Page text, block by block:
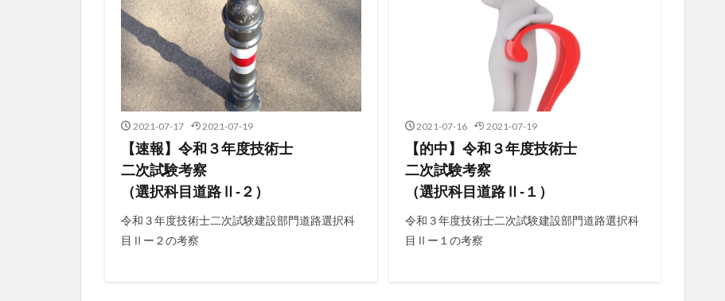
2021-07-17 2021-07-19
【速報】令和３年度技術士
二次試験考察
（選択科目道路Ⅱ‐２）
令和３年度技術士二次試験建設部門道路選択科
目Ⅱー２の考察
2021-07-16 2021-07-19
【的中】令和３年度技術士
二次試験考察
（選択科目道路Ⅱ‐１）
令和３年度技術士二次試験建設部門道路選択科
目Ⅱー１の考察